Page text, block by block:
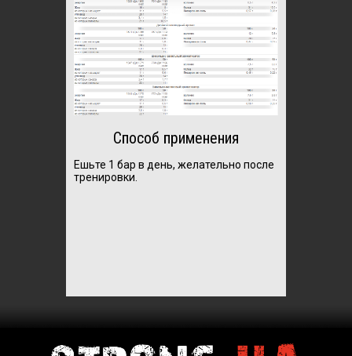
Способ применения
Ешьте 1 бар в день, желательно после
тренировки.